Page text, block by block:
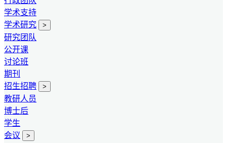
学术支持
学术研究
>
研究团队
公开课
讨论班
期刊
招生招聘
>
教研人员
博士后
学生
会议
>